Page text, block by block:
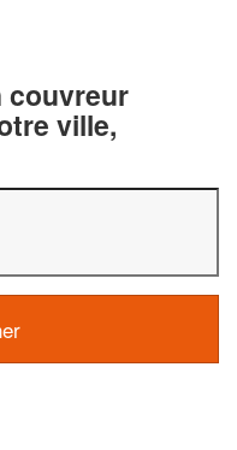
couvreur
ville,